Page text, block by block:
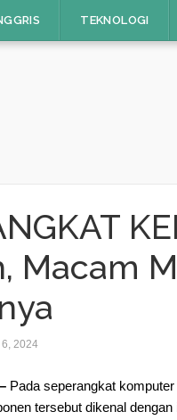
TEKNOLOGI
Macam
2024
Pada seperangkat komputer
tersebut dikenal